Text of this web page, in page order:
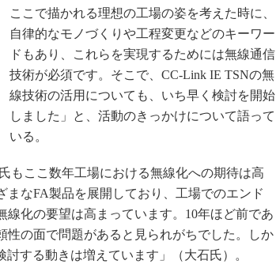
ここで描かれる理想の工場の姿を考えた時に、
自律的なモノづくりや工程変更などのキーワー
ドもあり、これらを実現するためには無線通信
技術が必須です。そこで、CC-Link IE TSNの無
線技術の活用についても、いち早く検討を開始
しました」と、活動のきっかけについて語って
いる。
もここ数年工場における無線化への期待は高
まなFA製品を展開しており、工場でのエンド
化の要望は高まっています。10年ほど前であ
性の面で問題があると見られがちでした。しか
する動きは増えています」（大石氏）。